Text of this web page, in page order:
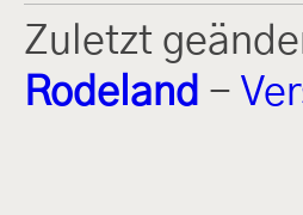
Zuletzt
Rodeland -